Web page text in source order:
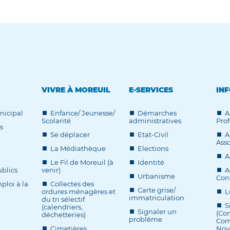
à la
VIVRE À MOREUIL
Enfance/ Jeunesse/
Scolarité
Se déplacer
La Médiathèque
Le Fil de Moreuil (à
venir)
Collectes des
ordures ménagères et
du tri sélectif
(calendriers,
déchetteries)
E-SERVICES
Démarches
administratives
Etat-Civil
Elections
Identité
Urbanisme
Carte grise/
immatriculation
Signaler un
problème